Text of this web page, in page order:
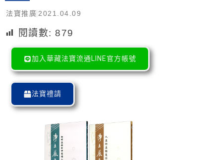
法寶推廣 2021.04.09
閱讀數: 879
加入華藏法寶流通LINE官方帳號
法寶禮請